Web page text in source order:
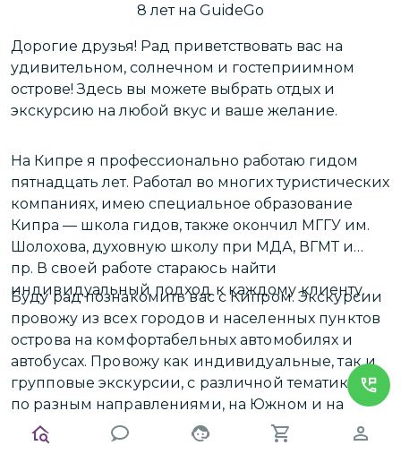
8 летна GuideGo
Дорогие друзья! Рад приветствовать вас на
удивительном, солнечном и гостеприимном
острове! Здесь вы можете выбрать отдых и
экскурсию на любой вкус и ваше желание.
На Кипре я профессионально работаю гидом
пятнадцать лет. Работал во многих туристических
компаниях, имею специальное образование
Кипра — школа гидов, также окончил МГГУ им.
Шолохова, духовную школу при МДА, ВГМТ и
пр. В своей работе стараюсь найти
индивидуальный подход к каждому клиенту.
Буду рад познакомить вас с Кипром. Экскурсии
провожу из всех городов и населенных пунктов
острова на комфортабельных автомобилях и
автобусах. Провожу как индивидуальные, так и
групповые экскурсии, с различной тематикой и
по разным направлениями, на Южном и на
Северном Кипре.
В выборе экскурсии прежде всего